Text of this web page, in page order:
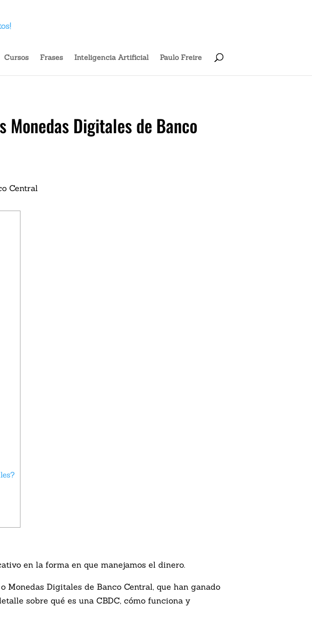
Cursos Frases Inteligencia Artificial Paulo Freire
Monedas Digitales de Banco
en la forma en que manejamos el dinero.
Monedas Digitales de Banco Central, que han ganado
sobre qué es una CBDC, cómo funciona y